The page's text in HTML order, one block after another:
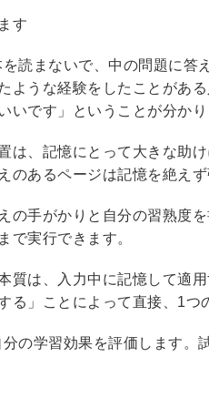
す
読まないで、中の問題に答
ような経験をしたことがあ
いです」ということが分かり
は、記憶にとって大きな助
のあるページは記憶を絶え
の手がかりと自分の習熟度
で実行できます。
質は、入力中に記憶して適
る」ことによって直接、1つ
の学習効果を評価します。